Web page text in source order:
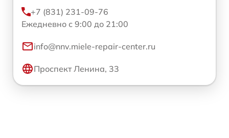
+7 (831) 231-09-76
Ежедневно с 9:00 до 21:00
info@nnv.miele-repair-center.ru
Проспект Ленина, 33